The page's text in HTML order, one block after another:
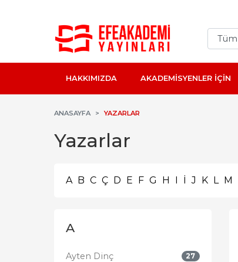
HAKKIMIZDA AKADEMİSYENLER İÇİN
ANASAYFA YAZARLAR
Yazarlar
A B C Ç D E F G H I İ J K L M
A
Ayten Dinç 27